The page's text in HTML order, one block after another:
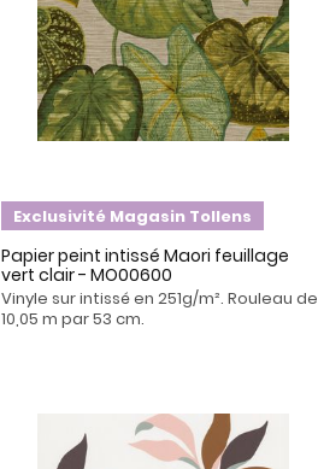
Exclusivité Magasin Tollens
Papier peint intissé Maori feuillage
vert clair - MO00600
Vinyle sur intissé en 251g/m². Rouleau de
10,05 m par 53 cm.